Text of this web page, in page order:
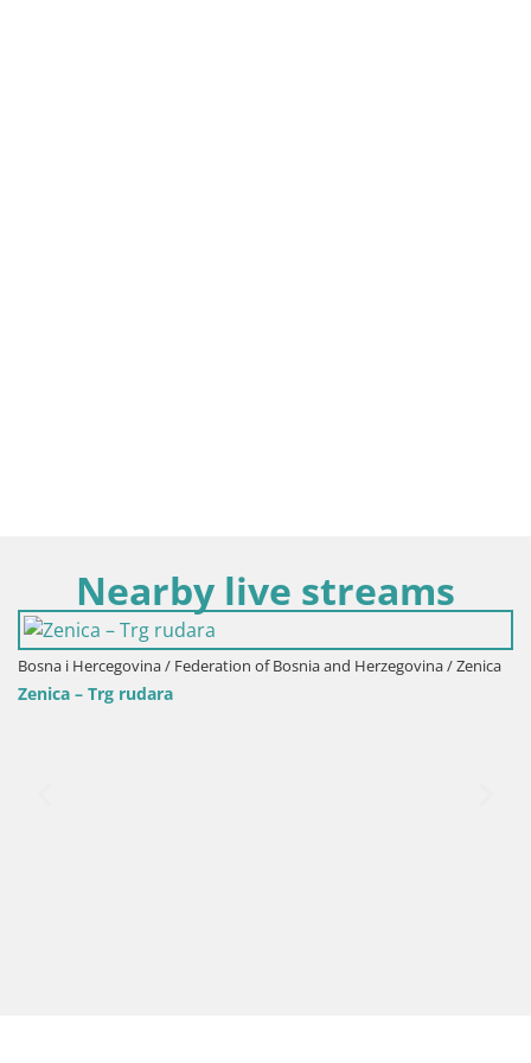
Nearby live streams
/ Zenica Bosna i Hercegovina / Federation of Bosnia and